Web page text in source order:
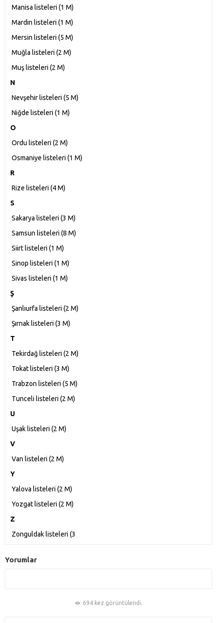
Manisa listeleri‎ (1 M)
Mardin listeleri‎ (1 M)
Mersin listeleri‎ (5 M)
Muğla listeleri‎ (2 M)
Muş listeleri‎ (2 M)
N
Nevşehir listeleri‎ (5 M)
Niğde listeleri‎ (1 M)
O
Ordu listeleri‎ (2 M)
Osmaniye listeleri‎ (1 M)
R
Rize listeleri‎ (4 M)
S
Sakarya listeleri‎ (3 M)
Samsun listeleri‎ (8 M)
Siirt listeleri‎ (1 M)
Sinop listeleri‎ (1 M)
Sivas listeleri‎ (1 M)
Ş
Şanlıurfa listeleri‎ (2 M)
Şırnak listeleri‎ (3 M)
T
Tekirdağ listeleri‎ (2 M)
Tokat listeleri‎ (3 M)
Trabzon listeleri‎ (5 M)
Tunceli listeleri‎ (2 M)
U
Uşak listeleri‎ (2 M)
V
Van listeleri‎ (2 M)
Y
Yalova listeleri‎ (2 M)
Yozgat listeleri‎ (2 M)
Z
Zonguldak listeleri‎ (3
Yorumlar
694 kez görüntülendi.